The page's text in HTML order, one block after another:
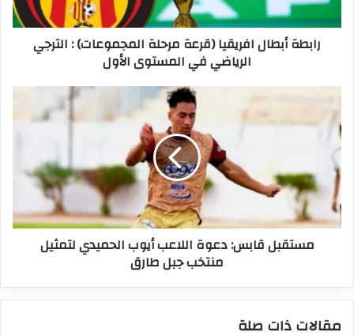
الترجي
الرياضي
رابطة أبطال افريقيا (قرعة مرحلة المجموعات) : الترجي
الرياضي في المستوى الأول
قابس:
دعوة
اللاعب
أيوب
الحميدي
لتمثيل
منتخب
جبل
مستقبل قابس: دعوة اللاعب أيوب الحميدي لتمثيل
منتخب جبل طارق
مقالات ذات صلة